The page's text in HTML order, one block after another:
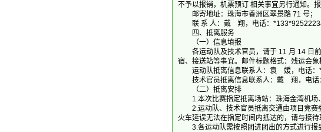
不予以报销，机票预订 相关事宜另行通知。
邮寄地址：珠海市香洲区翠景路 71 号；
联 系 人：戴 翔，电话：
四、抵离服务
（一）信息填报
各运动队及技术官员，请于 11 月 14 日前
宿、接送站等事宜。邮件标题格式：残运会象
运动队抵离信息联系人：袁 媛，电话：
技术官员抵离信息联系人：戴 翔，电话
（二）抵离安排
1.本次比赛指定抵离场站：珠海金湾机场
2.运动队、技术官员抵离交通由项目竞赛
火车延误无法在指定时间内抵达的，请与接
3.各运动队需按照团进团出的方式进行报